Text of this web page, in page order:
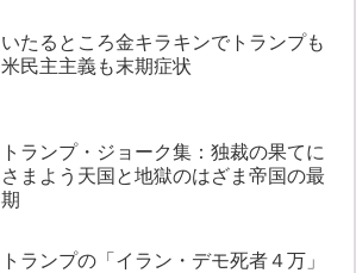
いたるところ金キラキンでトランプも
米民主主義も末期症状
トランプ・ジョーク集：独裁の果てに
さまよう天国と地獄のはざま帝国の最
期
トランプの「イラン・デモ死者４万」